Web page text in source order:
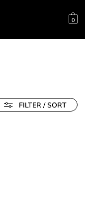
장
0
FILTER / SORT